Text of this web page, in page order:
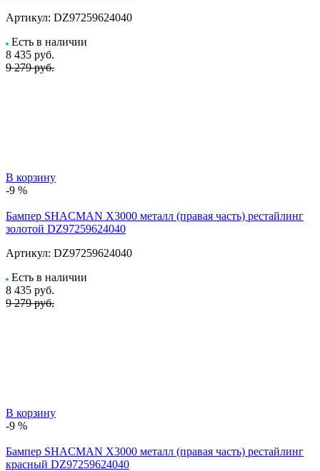
Артикул: DZ97259624040
Есть в наличии
8 435 руб.
9 279 руб.
В корзину
-9 %
Бампер SHACMAN X3000 металл (правая часть) рестайлинг
золотой DZ97259624040
Артикул: DZ97259624040
Есть в наличии
8 435 руб.
9 279 руб.
В корзину
-9 %
Бампер SHACMAN X3000 металл (правая часть) рестайлинг
красный DZ97259624040